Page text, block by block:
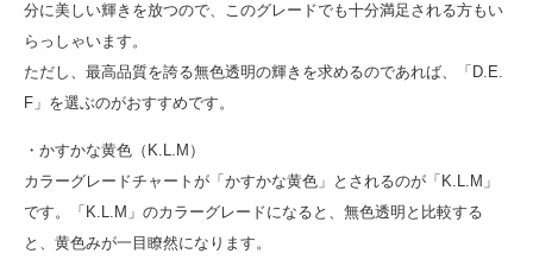
分に美しい輝きを放つので、このグレードでも十分満足される方もい
らっしゃいます。
ただし、最高品質を誇る無色透明の輝きを求めるのであれば、「D.E.
F」を選ぶのがおすすめです。
・かすかな黄色（K.L.M）
カラーグレードチャートが「かすかな黄色」とされるのが「K.L.M」
です。「K.L.M」のカラーグレードになると、無色透明と比較する
と、黄色みが一目瞭然になります。